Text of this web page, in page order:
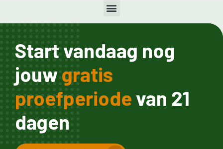
Start vandaag nog
jouwgratis
proefperiode van 21
dagen